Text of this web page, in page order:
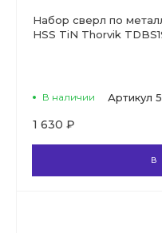
Набор сверл по
HSS TiN Thorvik
В наличии Артикул
1 630 ₽
В